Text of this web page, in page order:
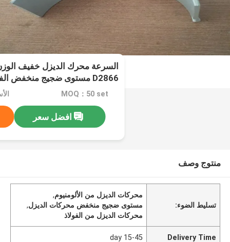
السرعة محرك الديزل خفيف
D2866 مستوى ضجيج منخفض الفولاذ / الألومنيوم
MOQ：50 set
افضل سعر
منتوج وصف
تسليط الضوء:
محركات الديزل من الألومنيوم,
مستوى ضجيج منخفض محركات الديزل,
محركات الديزل من الفولاذ
Delivery Time
15-45 day